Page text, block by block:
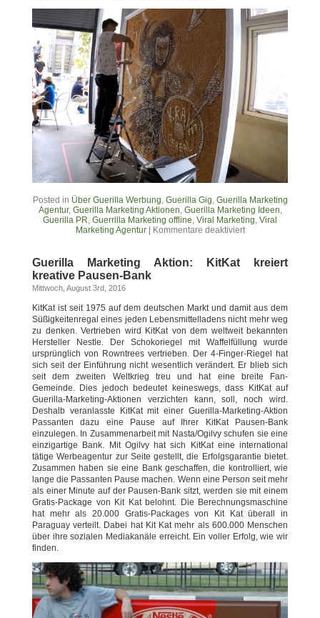
Posted in Über Guerilla Werbung, Guerilla Gig, Guerilla Marketing
Agentur, Guerilla Marketing Aktionen, Guerilla Marketing Ideen,
Guerilla PR, Guerrilla Marketing offline, Viral Marketing, Viral
Marketing Agentur| Kommentare deaktiviert
Guerilla Marketing Aktion: KitKat kreiert
kreative Pausen-Bank
Mittwoch, August 3rd, 2016
KitKat ist seit 1975 auf dem deutschen Markt und damit aus dem
Süßigkeitenregal eines jeden Lebensmittelladens nicht mehr weg
zu denken. Vertrieben wird KitKat von dem weltweit bekannten
Hersteller Nestle. Der Schokoriegel mit Waffelfüllung wurde
ursprünglich von Rowntrees vertrieben. Der 4-Finger-Riegel hat
sich seit der Einführung nicht wesentlich verändert. Er blieb sich
seit dem zweiten Weltkrieg treu und hat eine breite Fan-
Gemeinde. Dies jedoch bedeutet keineswegs, dass KitKat auf
Guerilla-Marketing-Aktionen verzichten kann, soll, noch wird.
Deshalb veranlasste KitKat mit einer Guerilla-Marketing-Aktion
Passanten dazu eine Pause auf Ihrer KitKat Pausen-Bank
einzulegen. In Zusammenarbeit mit Nasta/Ogilvy schufen sie eine
einzigartige Bank. Mit Ogilvy hat sich KitKat eine international
tätige Werbeagentur zur Seite gestellt, die Erfolgsgarantie bietet.
Zusammen haben sie eine Bank geschaffen, die kontrolliert, wie
lange die Passanten Pause machen. Wenn eine Person seit mehr
als einer Minute auf der Pausen-Bank sitzt, werden sie mit einem
Gratis-Package von Kit Kat belohnt. Die Berechnungsmaschine
hat mehr als 20.000 Gratis-Packages von Kit Kat überall in
Paraguay verteilt. Dabei hat Kit Kat mehr als 600.000 Menschen
über ihre sozialen Mediakanäle erreicht. Ein voller Erfolg, wie wir
finden.